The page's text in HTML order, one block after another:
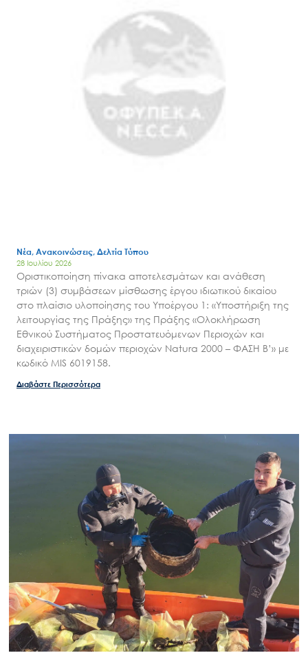
Νέα, Ανακοινώσεις, Δελτία Τύπου
28 Ιουλίου 2026
Οριστικοποίηση πίνακα αποτελεσμάτων και ανάθεση
τριών (3) συμβάσεων μίσθωσης έργου ιδιωτικού δικαίου
στο πλαίσιο υλοποίησης του Υποέργου 1: «Υποστήριξη της
λειτουργίας της Πράξης» της Πράξης «Ολοκλήρωση
Εθνικού Συστήματος Προστατευόμενων Περιοχών και
διαχειριστικών δομών περιοχών Natura 2000 – ΦΑΣΗ Β’» με
κωδικό MIS 6019158.
Διαβάστε Περισσότερα